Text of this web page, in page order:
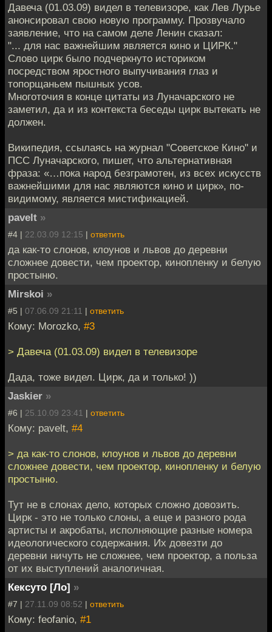
Давеча (01.03.09) видел в телевизоре, как Лев Лурье
анонсировал свою новую программу. Прозвучало
заявление, что на самом деле Ленин сказал:
"... для нас важнейшим является кино и ЦИРК."
Слово цирк было подчеркнуто историком
посредством яростного выпучивания глаз и
топорщаньем пышных усов.
Многоточия в конце цитаты из Луначарского не
заметил, да и из контекста беседы цирк вытекать не
должен.
Википедия, ссылаясь на журнал "Советское Кино" и
ПСС Луначарского, пишет, что альтернативная
фраза: «…пока народ безграмотен, из всех искусств
важнейшими для нас являются кино и цирк», по-
видимому, является мистификацией.
pavelt »
#4 | 22.03.09 12:15 | ответить
да как-то слонов, клоунов и львов до деревни
сложнее довести, чем проектор, кинопленку и белую
простыню.
Mirskoi »
#5 | 07.06.09 21:11 | ответить
Кому: Morozko, #3
> Давеча (01.03.09) видел в телевизоре
Дада, тоже видел. Цирк, да и только! ))
Jaskier »
#6 | 25.10.09 23:41 | ответить
Кому: pavelt, #4
> да как-то слонов, клоунов и львов до деревни
сложнее довести, чем проектор, кинопленку и белую
простыню.
Тут не в слонах дело, которых сложно довозить.
Цирк - это не только слоны, а еще и разного рода
артисты и акробаты, исполняющие разные номера
идеологического содержания. Их довезти до
деревни ничуть не сложнее, чем проектор, а польза
от их выступлений аналогичная.
Кексуто [Ло] »
#7 | 27.11.09 08:52 | ответить
Кому: feofanio, #1